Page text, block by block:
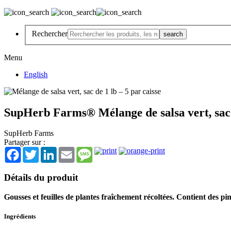
Rechercher
Menu
English
SupHerb Farms® Mélange de salsa vert,
SupHerb Farms
Partager sur :
Facebook
TwitterLinkedInEmail Message
Détails du produit
Gousses et feuilles de plantes fraîchement récoltées. Contient des
Ingrédients